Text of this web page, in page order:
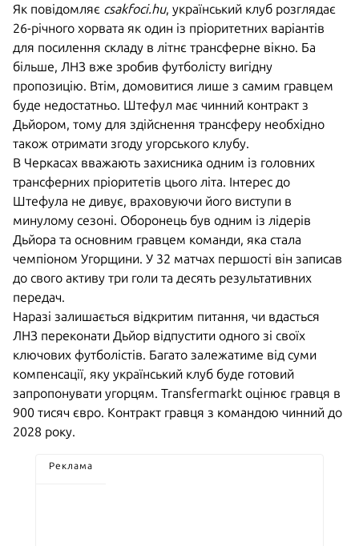
Як повідомляє csakfoci.hu, український клуб розглядає
26-річного хорвата як один із пріоритетних варіантів
для посилення складу в літнє трансферне вікно. Ба
більше, ЛНЗ вже зробив футболісту вигідну
пропозицію. Втім, домовитися лише з самим гравцем
буде недостатньо. Штефул має чинний контракт з
Дьйором, тому для здійснення трансферу необхідно
також отримати згоду угорського клубу.
В Черкасах вважають захисника одним із головних
трансферних пріоритетів цього літа. Інтерес до
Штефула не дивує, враховуючи його виступи в
минулому сезоні. Оборонець був одним із лідерів
Дьйора та основним гравцем команди, яка стала
чемпіоном Угорщини. У 32 матчах першості він записав
до свого активу три голи та десять результативних
передач.
Наразі залишається відкритим питання, чи вдасться
ЛНЗ переконати Дьйор відпустити одного зі своїх
ключових футболістів. Багато залежатиме від суми
компенсації, яку український клуб буде готовий
запропонувати угорцям. Transfermarkt оцінює гравця в
900 тисяч євро. Контракт гравця з командою чинний до
2028 року.
Реклама